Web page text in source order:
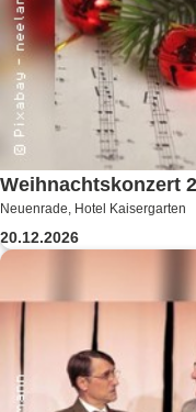
Weihnachtskonzert
Affeln, MGV
Vokalart Menden
Neuenrade, Hotel Kaisergarten
20.12.2026